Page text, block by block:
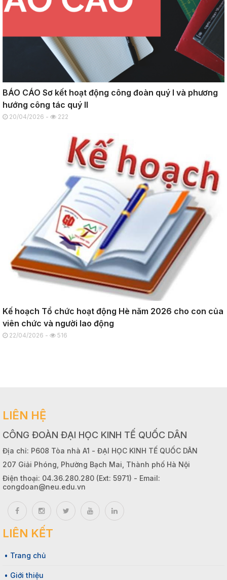
BÁO CÁO Sơ kết hoạt động công đoàn quý I và phương
hướng công tác quý II
20/04/2026 - 222
Kế hoạch Tổ chức hoạt động Hè năm 2026 cho con của
viên chức và người lao động
22/04/2026 - 516
LIÊN HỆ
CÔNG ĐOÀN ĐẠI HỌC KINH TẾ QUỐC DÂN
Địa chỉ: P608 Tòa nhà A1 - ĐẠI HỌC KINH TẾ QUỐC DÂN
207 Giải Phóng, Phường Bạch Mai, Thành phố Hà Nội
Điện thoại: 04.36.280.280 (Ext: 5971) - Email:
congdoan@neu.edu.vn
LIÊN KẾT
• Trang chủ
• Giới thiệu